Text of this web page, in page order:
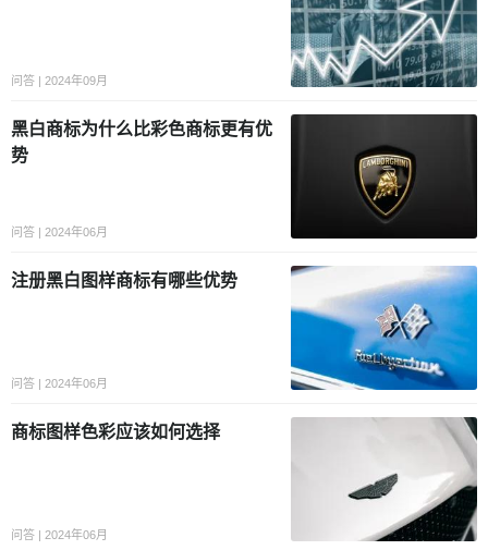
问答 | 2024年09月
黑白商标为什么比彩色商标更有优
势
问答 | 2024年06月
注册黑白图样商标有哪些优势
问答 | 2024年06月
商标图样色彩应该如何选择
问答 | 2024年06月